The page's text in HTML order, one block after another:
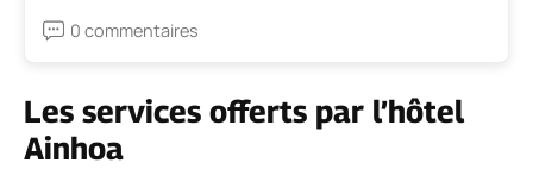
0 commentaires
Les services offerts par l’hôtel
Ainhoa